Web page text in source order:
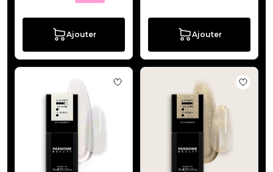
Ajouter Ajouter
Ajouter à la liste de souhaits